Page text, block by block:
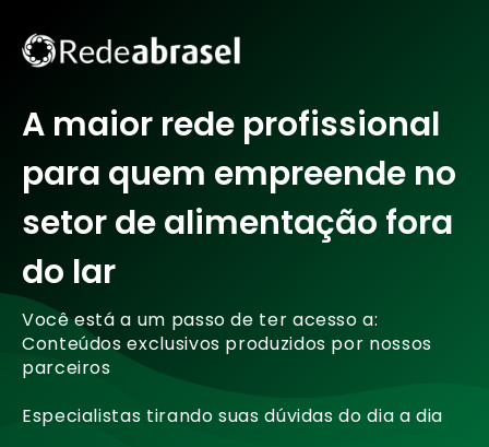
A maior rede profissional
para quem empreende no
setor de alimentação fora
do lar
Você está a um passo de ter acesso a:
Conteúdos exclusivos produzidos por nossos
parceiros
Especialistas tirando suas dúvidas do dia a dia